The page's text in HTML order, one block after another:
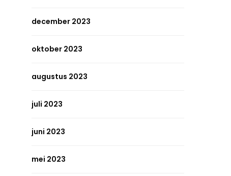
december 2023
oktober 2023
augustus 2023
juli 2023
juni 2023
mei 2023